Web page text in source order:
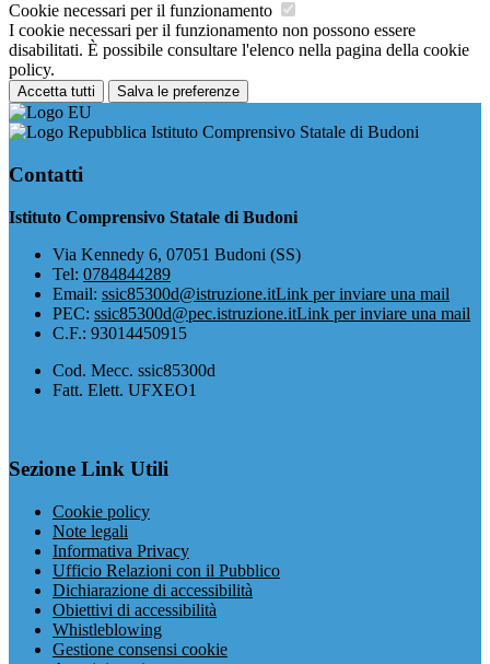
Cookie necessari per il funzionamento
I cookie necessari per il funzionamento non possono essere
disabilitati. È possibile consultare l'elenco nella pagina della cookie
policy.
Accetta tutti Salva le preferenze
Istituto Comprensivo Statale di Budoni
Contatti
Istituto Comprensivo Statale di Budoni
Via Kennedy 6, 07051 Budoni (SS)
Tel: 0784844289
Email: ssic85300d@istruzione.itLink per inviare una mail
PEC: ssic85300d@pec.istruzione.itLink per inviare una mail
C.F.: 93014450915
Cod. Mecc. ssic85300d
Fatt. Elett. UFXEO1
Sezione Link Utili
Cookie policy
Note legali
Informativa Privacy
Ufficio Relazioni con il Pubblico
Dichiarazione di accessibilità
Obiettivi di accessibilità
Whistleblowing
Gestione consensi cookie